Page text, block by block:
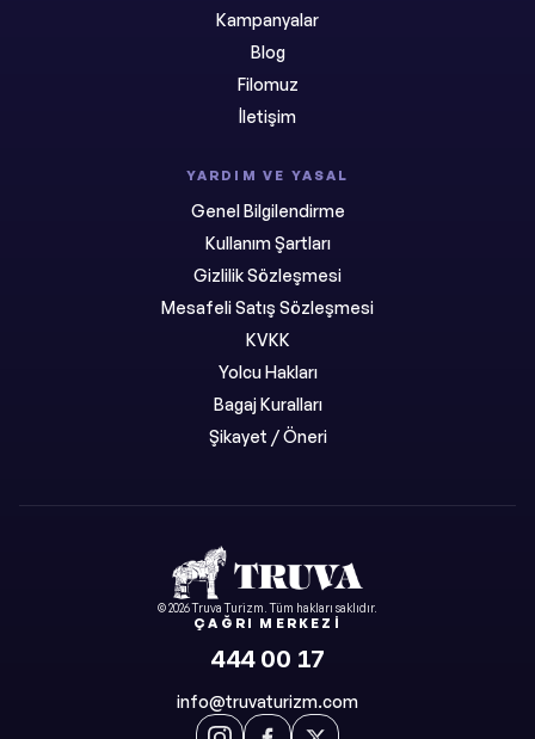
Kampanyalar
Blog
Filomuz
İletişim
YARDIM VE YASAL
Genel Bilgilendirme
Kullanım Şartları
Gizlilik Sözleşmesi
Mesafeli Satış Sözleşmesi
KVKK
Yolcu Hakları
Bagaj Kuralları
Şikayet / Öneri
©2026Truva Turizm . Tüm hakları saklıdır.
ÇAĞRI MERKEZI
444 00 17
info@truvaturizm.com